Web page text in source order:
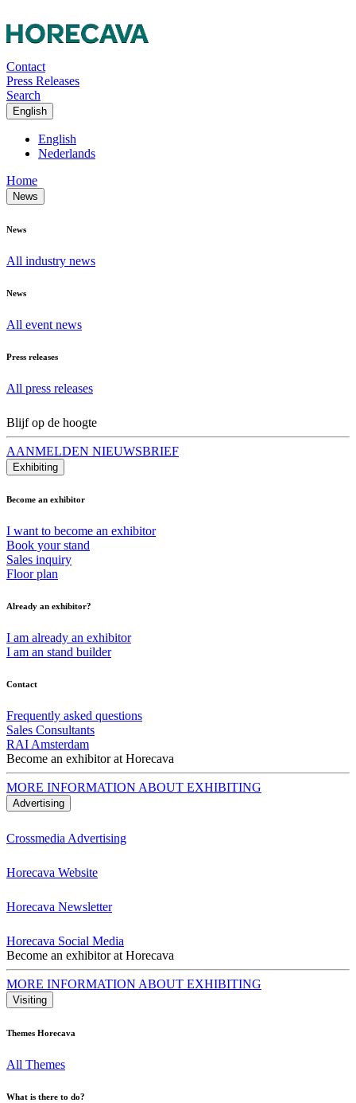
Contact
Press Releases
Search
English
English
Nederlands
Home
News
News
All industry news
News
All event news
Press releases
All press releases
Blijf op de hoogte
AANMELDEN NIEUWSBRIEF
Exhibiting
Become an exhibitor
I want to become an exhibitor
Book your stand
Sales inquiry
Floor plan
Already an exhibitor?
I am already an exhibitor
I am an stand builder
Contact
Frequently asked questions
Sales Consultants
RAI Amsterdam
Become an exhibitor at Horecava
MORE INFORMATION ABOUT EXHIBITING
Advertising
Crossmedia Advertising
Horecava Website
Horecava Newsletter
Horecava Social Media
Become an exhibitor at Horecava
MORE INFORMATION ABOUT EXHIBITING
Visiting
Themes Horecava
All Themes
What is there to do?